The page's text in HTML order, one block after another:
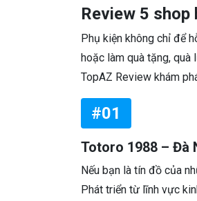
Review 5 shop
Phụ kiện không chỉ để
hoặc làm quà tặng, quà
TopAZ Review khám
#01
Totoro 1988 – Đà
Nếu bạn là tín đồ của
Phát triển từ lĩnh vực